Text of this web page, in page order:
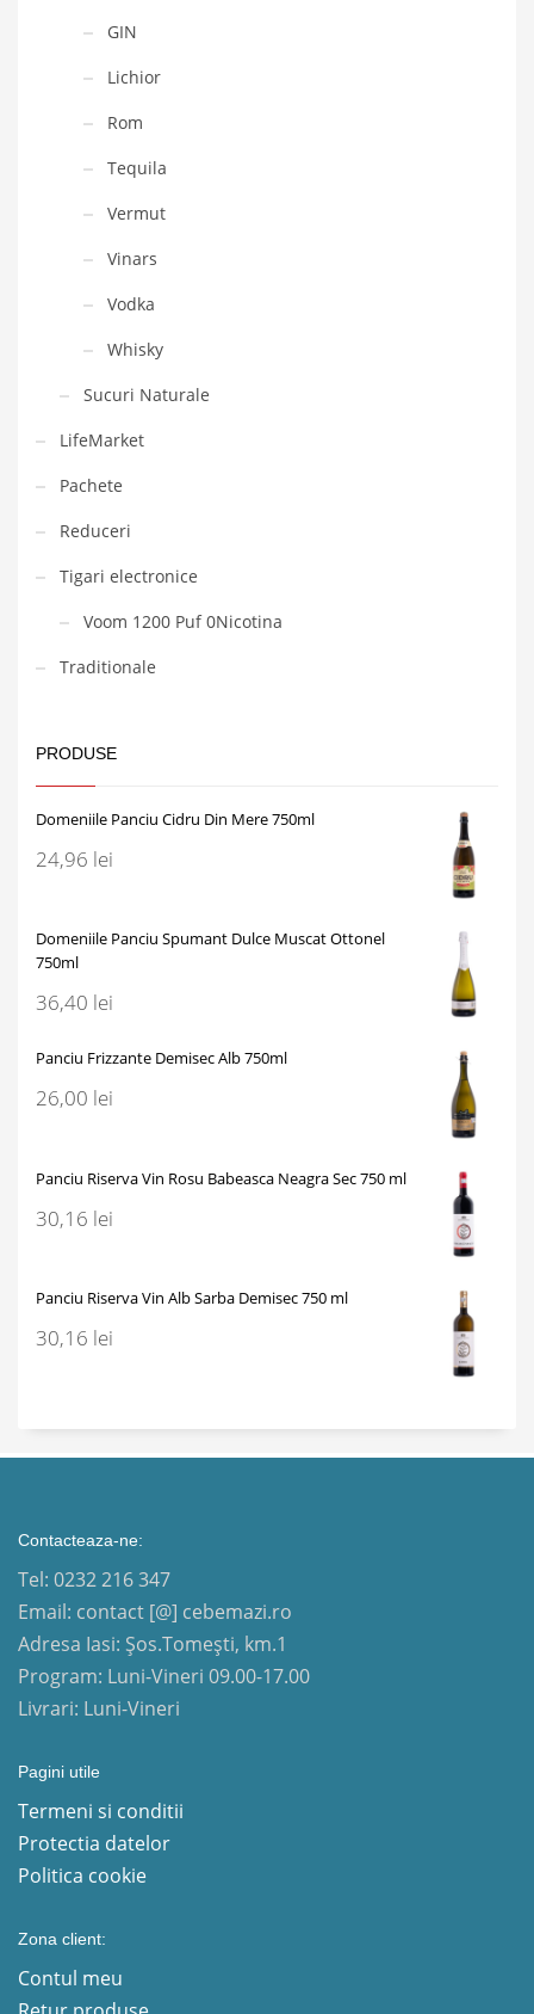
GIN
Lichior
Rom
Tequila
Vermut
Vinars
Vodka
Whisky
Sucuri Naturale
LifeMarket
Pachete
Reduceri
Tigari electronice
Voom 1200 Puf 0Nicotina
Traditionale
PRODUSE
Domeniile Panciu Cidru Din Mere 750ml
24,96 lei
Domeniile Panciu Spumant Dulce Muscat Ottonel
750ml
36,40 lei
Panciu Frizzante Demisec Alb 750ml
26,00 lei
Panciu Riserva Vin Rosu Babeasca Neagra Sec 750 ml
30,16 lei
Panciu Riserva Vin Alb Sarba Demisec 750 ml
30,16 lei
Contacteaza-ne:
Tel: 0232 216 347
Email: contact [@] cebemazi.ro
Adresa Iasi: Șos.Tomești, km.1
Program: Luni-Vineri 09.00-17.00
Livrari: Luni-Vineri
Pagini utile
Termeni si conditii
Protectia datelor
Politica cookie
Zona client:
Contul meu